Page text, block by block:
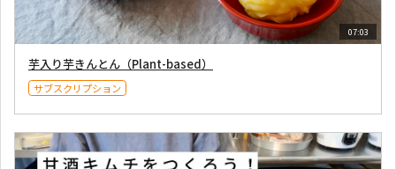
07:03
芋入り芋きんとん（Plant-based）
サブスクリプション